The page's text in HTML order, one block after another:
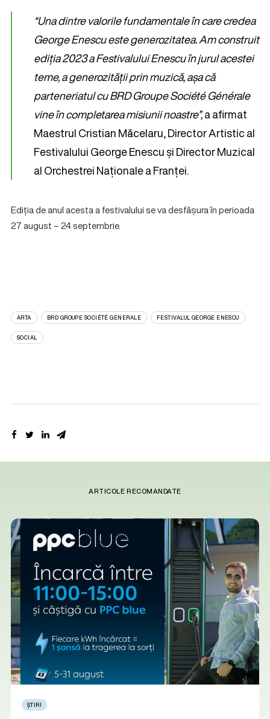
“Una dintre valorile fundamentale în care credea
George Enescu este generozitatea. Am construit
ediția 2023 a Festivalului Enescu în jurul acestei
teme, a generozității prin muzică, așa că
parteneriatul cu BRD Groupe Société Générale
vine în completarea misiunii noastre”,a afirmat
Maestrul Cristian Măcelaru, Director Artistic al
Festivalului George Enescu și Director Muzical
al Orchestrei Naționale a Franței.
Ediția de anul acesta a festivalului se va desfășura în perioada
27 august – 24 septembrie.
ARTA BRD GROUPE SOCIÉTÉ GENERALE FESTIVALUL GEORGE ENESCU
SOCIAL
ARTICOLE RECOMANDATE
ȘTIRI